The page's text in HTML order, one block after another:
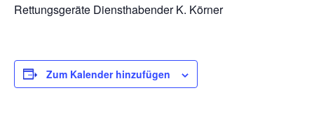
Rettungsgeräte Diensthabender K. Körner
Zum Kalender hinzufügen